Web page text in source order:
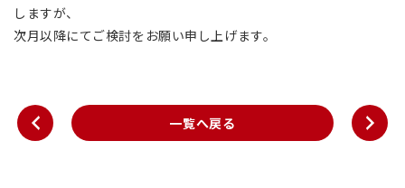
しますが、
次月以降にてご検討をお願い申し上げます。
一覧へ戻る